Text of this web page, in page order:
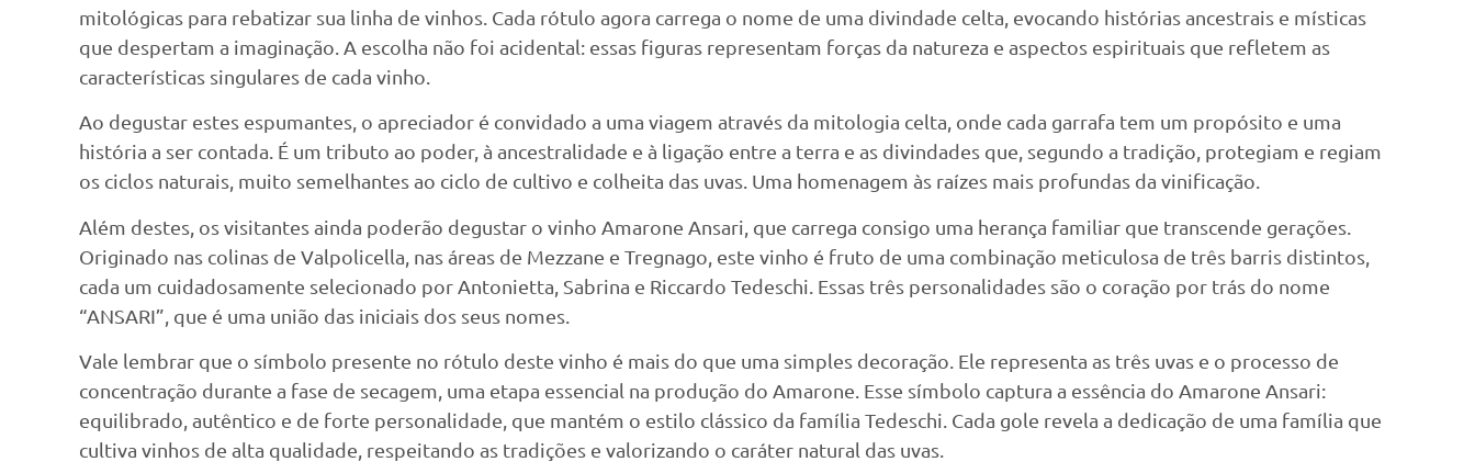
mitológicas para rebatizar sua linha de vinhos. Cada rótulo agora carrega o nome de uma divindade celta, evocando histórias ancestrais e místicas
que despertam a imaginação. A escolha não foi acidental: essas figuras representam forças da natureza e aspectos espirituais que refletem as
características singulares de cada vinho.
Ao degustar estes espumantes, o apreciador é convidado a uma viagem através da mitologia celta, onde cada garrafa tem um propósito e uma
história a ser contada. É um tributo ao poder, à ancestralidade e à ligação entre a terra e as divindades que, segundo a tradição, protegiam e regiam
os ciclos naturais, muito semelhantes ao ciclo de cultivo e colheita das uvas. Uma homenagem às raízes mais profundas da vinificação.
Além destes, os visitantes ainda poderão degustar o vinho Amarone Ansari, que carrega consigo uma herança familiar que transcende gerações.
Originado nas colinas de Valpolicella, nas áreas de Mezzane e Tregnago, este vinho é fruto de uma combinação meticulosa de três barris distintos,
cada um cuidadosamente selecionado por Antonietta, Sabrina e Riccardo Tedeschi. Essas três personalidades são o coração por trás do nome
“ANSARI”, que é uma união das iniciais dos seus nomes.
Vale lembrar que o símbolo presente no rótulo deste vinho é mais do que uma simples decoração. Ele representa as três uvas e o processo de
concentração durante a fase de secagem, uma etapa essencial na produção do Amarone. Esse símbolo captura a essência do Amarone Ansari:
equilibrado, autêntico e de forte personalidade, que mantém o estilo clássico da família Tedeschi. Cada gole revela a dedicação de uma família que
cultiva vinhos de alta qualidade, respeitando as tradições e valorizando o caráter natural das uvas.